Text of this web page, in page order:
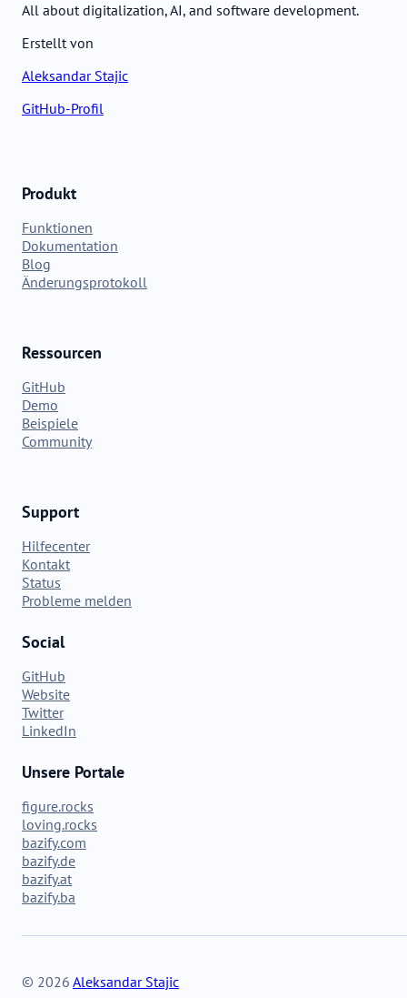
All about digitalization, AI, and software development.
Erstellt von
Aleksandar Stajic
GitHub-Profil
Produkt
Funktionen
Dokumentation
Blog
Änderungsprotokoll
Ressourcen
GitHub
Demo
Beispiele
Community
Support
Hilfecenter
Kontakt
Status
Probleme melden
Social
GitHub
Website
Twitter
LinkedIn
Unsere Portale
figure.rocks
loving.rocks
bazify.com
bazify.de
bazify.at
bazify.ba
© 2026 Aleksandar Stajic